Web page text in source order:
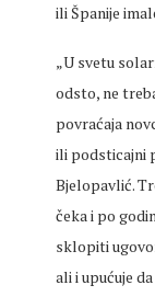
ili Španije
„U svetu
odsto, ne
povraćaja
ili podsticajni
Bjelopavlić.
čeka i po
sklopiti
ali i upućuje